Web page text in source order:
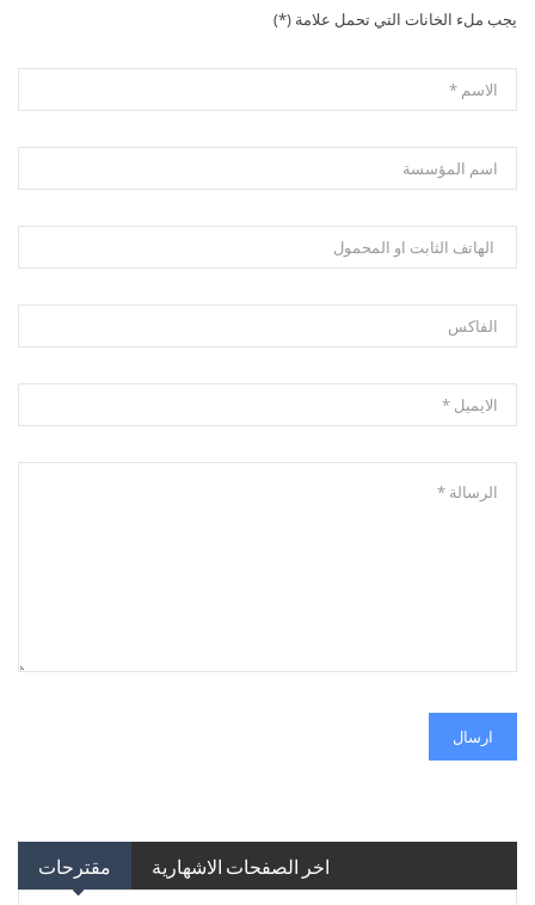
يجب ملء الخانات التي تحمل علامة (*)
ارسال
مقترحات اخر الصفحات الاشهارية